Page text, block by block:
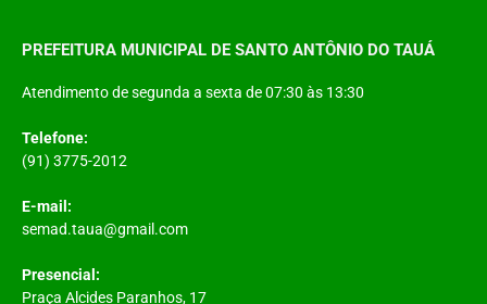
PREFEITURA MUNICIPAL DE SANTO ANTÔNIO DO TAUÁ
Atendimento de segunda a sexta de 07:30 às 13:30
Telefone:
(91) 3775-2012
E-mail:
semad.taua@gmail.com
Presencial:
Praça Alcides Paranhos, 17